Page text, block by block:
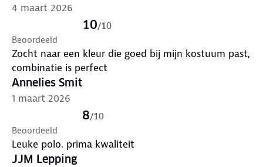
4 maart 2026
10/10
Beoordeeld
Zocht naar een kleur die goed bij mijn kostuum past,
combinatie is perfect
Annelies Smit
1 maart 2026
8/10
Beoordeeld
Leuke polo. prima kwaliteit
JJM Lepping